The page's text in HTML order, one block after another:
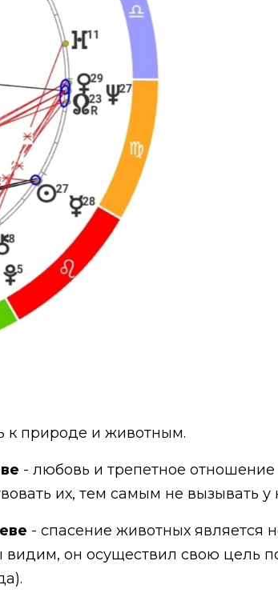
к природе и животным.
- любовь и трепетное
их, тем самым не вызывать у
- спасение животных является
он осуществил свою цель